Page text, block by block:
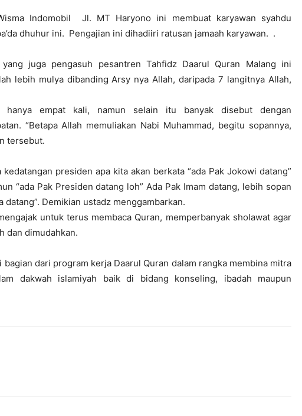
Indomobil Jl. MT Haryono ini membuat karyawan syahdu
dhuhur ini. Pengajian ini dihadiiri ratusan jamaah karyawan. .
yang juga pengasuh pesantren Tahfidz Daarul Quran Malang ini
lebih mulya dibanding Arsy nya Allah, daripada 7 langitnya Allah,
hanya empat kali, namun selain itu banyak disebut dengan
“Betapa Allah memuliakan Nabi Muhammad, begitu sopannya,
tersebut.
presiden apa kita akan berkata “ada Pak Jokowi datang”
“ada Pak Presiden datang loh” Ada Pak Imam datang, lebih sopan
datang”. Demikian ustadz menggambarkan.
untuk terus membaca Quran, memperbanyak sholawat agar
dan dimudahkan.
dari program kerja Daarul Quran dalam rangka membina mitra
dakwah islamiyah baik di bidang konseling, ibadah maupun